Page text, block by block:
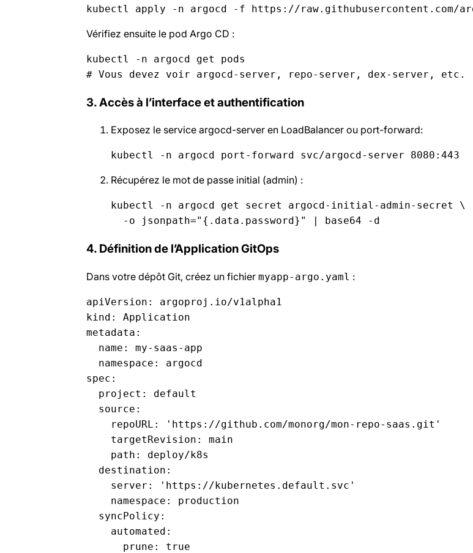
Vérifiez ensuite le pod Argo CD :
kubectl -n argocd get pods
# Vous devez voir argocd-server, repo-server, dex-server, etc.
3. Accès à l’interface et authentification
Exposez le service argocd-server en LoadBalancer ou port-forward:
kubectl -n argocd port-forward svc/argocd-server 8080:443
Récupérez le mot de passe initial (admin) :
kubectl -n argocd get secret argocd-initial-admin-secret \
4. Définition de l’Application GitOps
Dans votre dépôt Git, créez un fichier myapp-argo.yaml :
apiVersion: argoproj.io/v1alpha1
kind: Application
metadata:
  name: my-saas-app
  namespace: argocd
spec:
  project: default
  source:
    repoURL: 'https://github.com/monorg/mon-repo-saas.git'
    targetRevision: main
    path: deploy/k8s
  destination:
    server: 'https://kubernetes.default.svc'
    namespace: production
  syncPolicy:
    automated:
      prune: true